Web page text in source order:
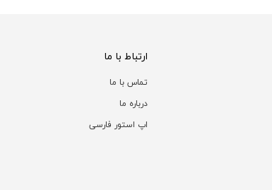
ارتباط با ما
تماس با ما
درباره ما
اپ استور فارسی